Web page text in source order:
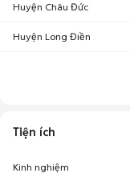
Huyện Châu Đức
Huyện Long Điền
Tiện ích
Kinh nghiệm